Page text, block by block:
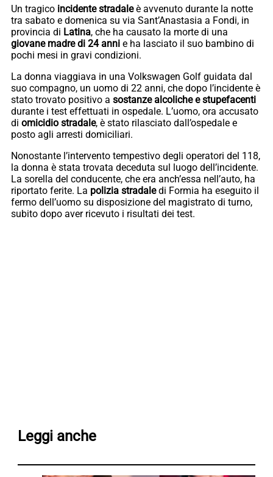
Un tragico incidente stradaleè avvenuto durante la notte
tra sabato e domenica su via Sant’Anastasia a Fondi, in
provincia di Latina, che ha causato la morte di una
giovane madre di 24 anni e ha lasciato il suo bambino di
pochi mesi in gravi condizioni.
La donna viaggiava in una Volkswagen Golf guidata dal
suo compagno, un uomo di 22 anni, che dopo l’incidente è
stato trovato positivo a sostanze alcoliche e stupefacenti
durante i test effettuati in ospedale. L’uomo, ora accusato
di omicidio stradale, è stato rilasciato dall’ospedale e
posto agli arresti domiciliari.
Nonostante l’intervento tempestivo degli operatori del 118,
la donna è stata trovata deceduta sul luogo dell’incidente.
La sorella del conducente, che era anch’essa nell’auto, ha
riportato ferite. La polizia stradaledi Formia ha eseguito il
fermo dell’uomo su disposizione del magistrato di turno,
subito dopo aver ricevuto i risultati dei test.
Leggi anche